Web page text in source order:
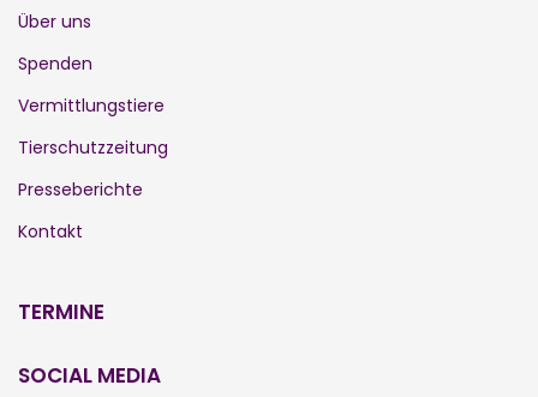
Über uns
Spenden
Vermittlungstiere
Tierschutzzeitung
Presseberichte
Kontakt
TERMINE
SOCIAL MEDIA